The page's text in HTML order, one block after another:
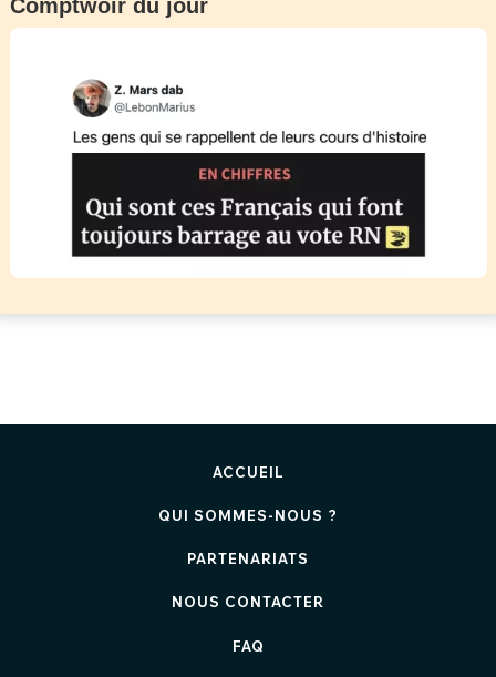
Comptwoir du jour
ACCUEIL
QUI SOMMES-NOUS ?
PARTENARIATS
NOUS CONTACTER
FAQ